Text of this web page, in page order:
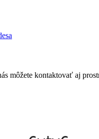
môžete kontaktovať aj